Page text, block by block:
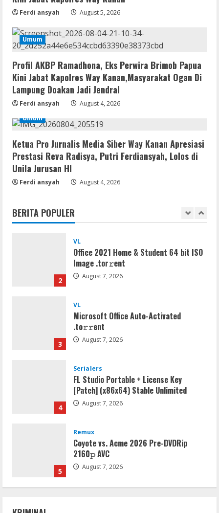
Ferdi ansyah August 5, 2026
Umum
Profil AKBP Ramadhona, Eks Perwira Brimob Papua
Kini Jabat Kapolres Way Kanan,Masyarakat Ogan Di
Lampung Doakan Jadi Jendral
Ferdi ansyah
August 4, 2026
Umum
Ketua Pro Jurnalis Media Siber Way Kanan Apresiasi
Prestasi Reva Radisya, Putri Ferdiansyah, Lolos di
Unila Jurusan HI
Ferdi ansyah August 4, 2026
BERITA POPULER
.tо𝚛𝚛еnt
4
Serialers
FL Studio Portable + License Key
[Patch] (x86x64) Stable Unlimited
August 7, 2026
5
Coyote vs. Acme 2026 Pre-DVDRip
August 7, 2026
1
Serialers
Adobe Acrobat Pro 2021 Portable only
2
VL
Office 2021 Home & Student 64 bit ISO
Image .tоr𝚛еnt
August 7, 2026
3
VL
Microsoft Office Auto-Activated
.tо𝚛𝚛еnt
August 7, 2026
4
Serialers
FL Studio Portable + License Key
[Patch] (x86x64) Stable Unlimited
August 7, 2026
5
Remux
Coyote vs. Acme 2026 Pre-DVDRip
2160𝚙 AVC
August 7, 2026